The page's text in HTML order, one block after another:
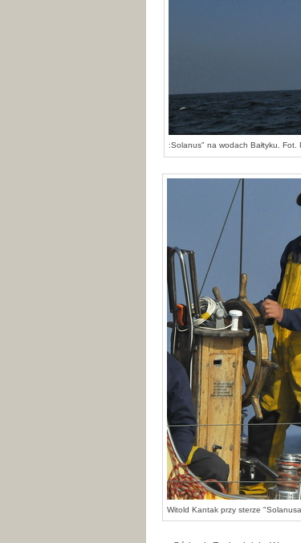
:Solanus" na wodach Bałtyku. Fot.
Witold Kantak przy sterze